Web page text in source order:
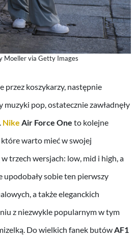
Moeller via Getty Images
przez koszykarzy, następnie
muzyki pop, ostatecznie zawładnęły
Nike Air Force One to kolejne
, które warto mieć w swojej
trzech wersjach: low, mid i high, a
sobie ten pierwszy
a także eleganckich
z niezwykle popularnym w tym
Do wielkich fanek butów AF1